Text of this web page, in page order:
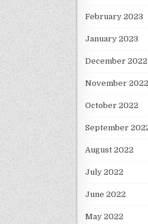
February 2023
January 2023
December 2022
November 2022
October 2022
September
August 2022
July 2022
June 2022
May 2022